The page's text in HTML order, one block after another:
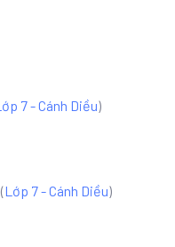
7 - Cánh Diều)
(Lớp 7 - Cánh Diều)